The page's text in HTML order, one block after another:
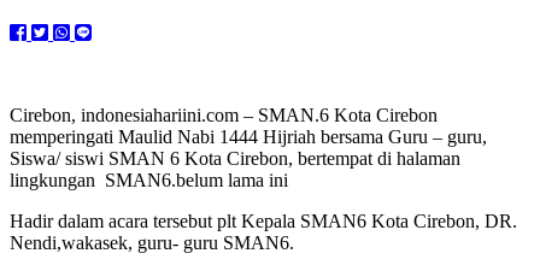
Cirebon, indonesiahariini.com – SMAN.6 Kota Cirebon
memperingati Maulid Nabi 1444 Hijriah bersama Guru – guru,
Siswa/ siswi SMAN 6 Kota Cirebon, bertempat di halaman
lingkungan SMAN6.belum lama ini
Hadir dalam acara tersebut plt Kepala SMAN6 Kota Cirebon, DR.
Nendi,wakasek, guru- guru SMAN6.